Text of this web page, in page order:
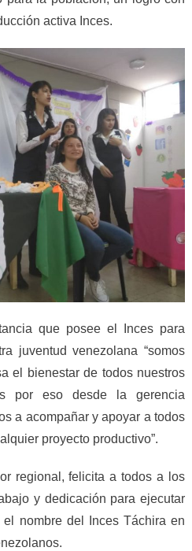
activa Inces.
que posee el Inces para
juventud venezolana “somos
el bienestar de todos nuestros
por eso desde la gerencia
a acompañar y apoyar a todos
proyecto productivo”.
regional, felicita a todos a los
y dedicación para ejecutar
nombre del Inces Táchira en